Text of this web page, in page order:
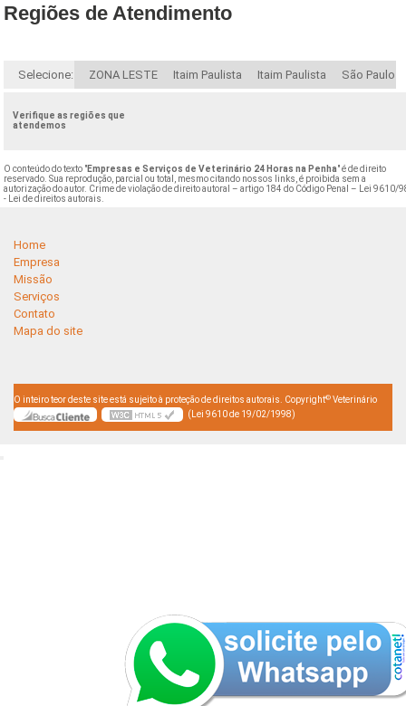
Regiões de Atendimento
Selecione: ZONA LESTE Itaim Paulista Itaim Paulista São Paulo
Verifique as regiões que
atendemos
O conteúdo do texto "Empresas e Serviços de Veterinário 24 Horas na Penha" é de direito
reservado. Sua reprodução, parcial ou total, mesmo citando nossos links, é proibida sem a
autorização do autor. Crime de violação de direito autoral – artigo 184 do Código Penal –
Lei 9610/
- Lei de direitos autorais
Home
Empresa
Missão
Serviços
Contato
Mapa do site
O inteiro teor deste site está sujeito à proteção de direitos autorais. Copyright© Veterinário
(Lei 9610 de 19/02/1998)